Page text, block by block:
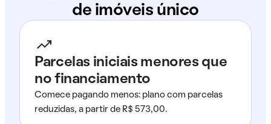
de imóveis único
Parcelas iniciais menores que
no financiamento
Comece pagando menos: plano com parcelas
reduzidas, a partir de R$ 573,00.